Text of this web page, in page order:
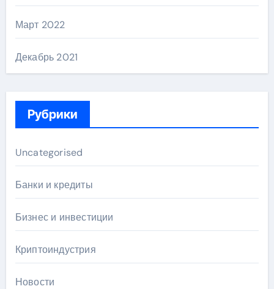
Март 2022
Декабрь 2021
Рубрики
Uncategorised
Банки и кредиты
Бизнес и инвестиции
Криптоиндустрия
Новости